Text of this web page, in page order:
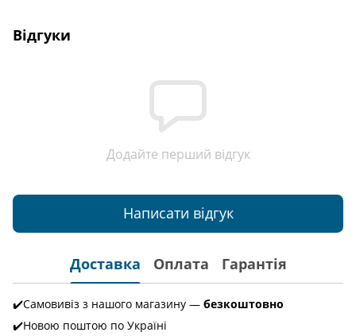
Відгуки
Додайте перший відгук
Написати відгук
Доставка Оплата Гарантія
✔️Самовивіз з нашого магазину — безкоштовно
✔️Новою поштою по Україні